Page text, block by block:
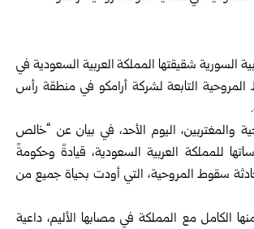
السورية شقيقتها المملكة العربية السعودية في
التابعة لشركة أرامكو في منطقة رأس
والمغتربين، اليوم الأحد، في بيان عن “خالص
للمملكة العربية السعودية، قيادةً وحكومةً
سقوط المروحية، التي أودت بحياة جميع من
الكامل مع المملكة في مصابها الأليم، داعية